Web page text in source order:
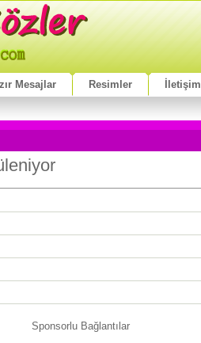
Mesajlar Resimler İletişim
Sponsorlu Bağlantılar